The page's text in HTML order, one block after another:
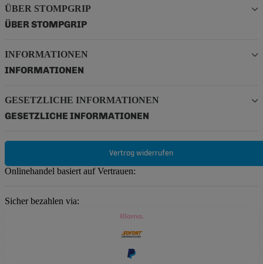
ÜBER STOMPGRIP
ÜBER STOMPGRIP
INFORMATIONEN
INFORMATIONEN
GESETZLICHE INFORMATIONEN
GESETZLICHE INFORMATIONEN
Vertrag widerrufen
Onlinehandel basiert auf Vertrauen:
Sicher bezahlen via: